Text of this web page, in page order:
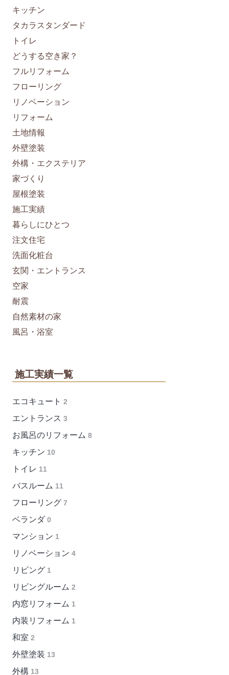
キッチン
タカラスタンダード
トイレ
どうする空き家？
フルリフォーム
フローリング
リノベーション
リフォーム
土地情報
外壁塗装
外構・エクステリア
家づくり
屋根塗装
施工実績
暮らしにひとつ
注文住宅
洗面化粧台
玄関・エントランス
空家
耐震
自然素材の家
風呂・浴室
施工実績一覧
エコキュート 2
エントランス 3
お風呂のリフォーム 8
キッチン 10
トイレ 11
バスルーム 11
フローリング 7
ベランダ 0
マンション 1
リノベーション 4
リビング 1
リビングルーム 2
内窓リフォーム 1
内装リフォーム 1
和室 2
外壁塗装 13
外構 13